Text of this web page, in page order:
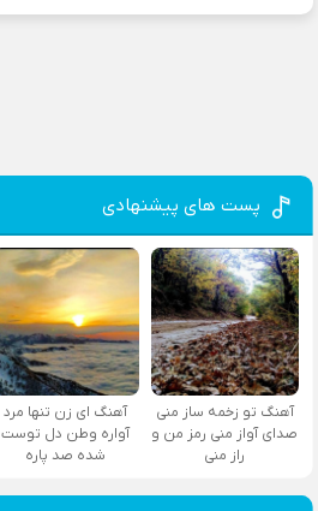
پست های پیشنهادی
آهنگ تو زخمه ساز منی
صدای آواز منی رمز من و
راز منی
آهنگ ای زن تنها مرد
آواره وطن دل توست
شده صد پاره